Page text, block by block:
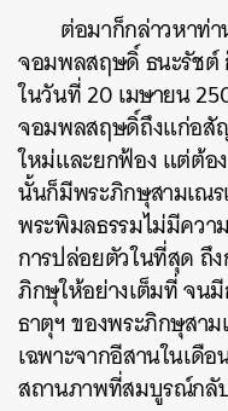
ต่อมาก็กล่าวหาท่
จอมพลสฤษดิ์ ธนะรัชต์
ในวันที่ 20 เมษายน
จอมพลสฤษดิ์ถึงแก่อสั
ใหม่และยกฟ้อง แต่ต้อ
นั้นก็มีพระภิกษุสามเณ
พระพิมลธรรมไม่มีคว
การปล่อยตัวในที่สุด ถึ
ภิกษุให้อย่างเต็มที่ จน
ธาตุฯ ของพระภิกษุสา
เฉพาะจากอีสานในเดื
สถานภาพที่สมบูรณ์กลั